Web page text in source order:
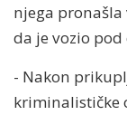
njega
da je vozio
- Nakon
kriminalističke